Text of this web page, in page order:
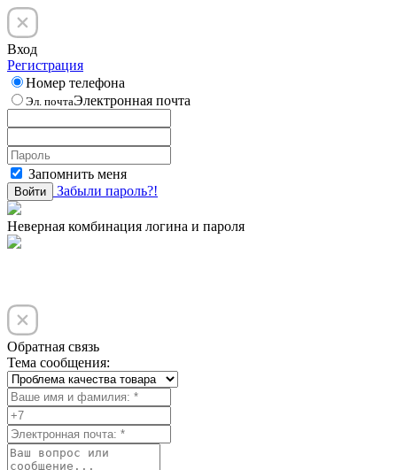
Вход
Регистрация
Номер телефона
Эл. почтаЭлектронная почта
Запомнить меня
Войти Забыли пароль?!
Неверная комбинация логина и пароля
Обратная связь
Тема сообщения: